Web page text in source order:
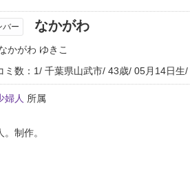
バー なかがわ
かがわ ゆきこ
ミ数：1
千葉県山武市 43歳 05月14日生
婦人 所属
。制作。